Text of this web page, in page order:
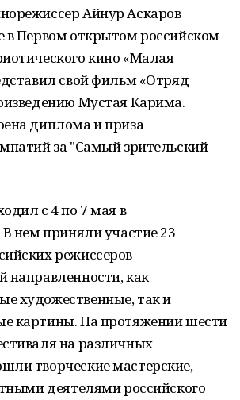
Айнур Аскаров
в Первом открытом российском
кино «Малая
свой фильм «Отряд
Мустая Карима.
диплома и приза
за "Самый зрительский
с 4 по 7 мая в
В нем приняли участие 23
режиссеров
направленности, как
художественные, так и
картины. На протяжении шести
на различных
творческие мастерские,
деятелями российского